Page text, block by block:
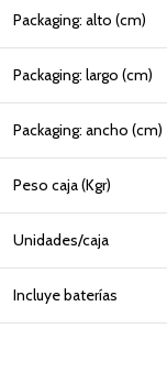
Packaging: alto (cm)
Packaging: largo (cm)
Packaging: ancho (cm)
Peso caja (Kgr)
Unidades/caja
Incluye baterías